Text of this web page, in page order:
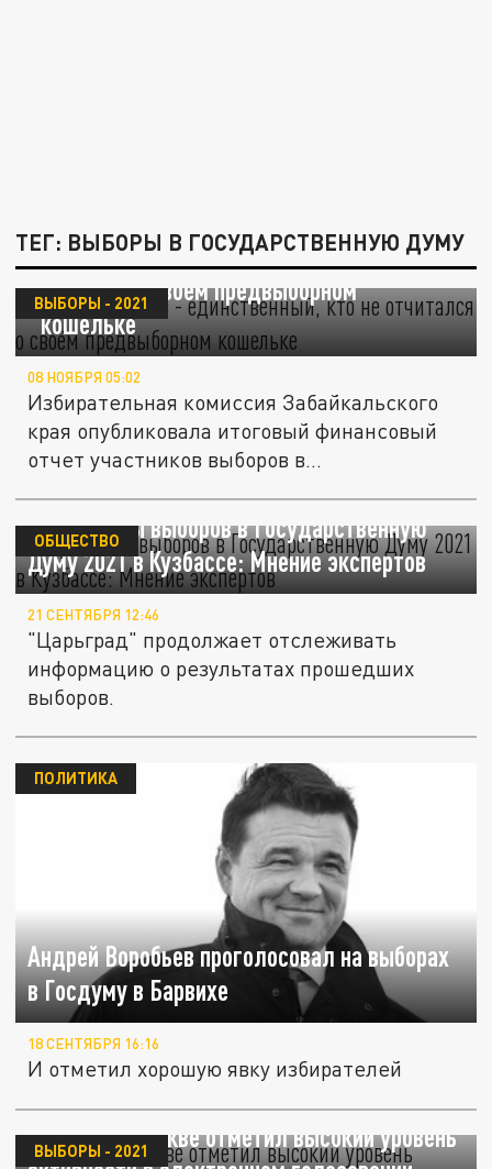
ТЕГ: ВЫБОРЫ В ГОСУДАРСТВЕННУЮ ДУМУ
Юрий Григорьев - единственный, кто не
отчитался о своём предвыборном
"кошельке"
ВЫБОРЫ - 2021
08 НОЯБРЯ 05:02
Избирательная комиссия Забайкальского
края опубликовала итоговый финансовый
отчет участников выборов в...
Результаты выборов в Государственную
Думу 2021 в Кузбассе: Мнение экспертов
ОБЩЕСТВО
21 СЕНТЯБРЯ 12:46
"Царьград" продолжает отслеживать
информацию о результатах прошедших
выборов.
Андрей Воробьев проголосовал на выборах
в Госдуму в Барвихе
ПОЛИТИКА
18 СЕНТЯБРЯ 16:16
И отметил хорошую явку избирателей
Эксперт в Москве отметил высокий уровень
ВЫБОРЫ - 2021